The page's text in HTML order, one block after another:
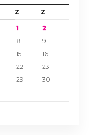
Z Z
1
2
8
9
15
16
22
23
29
30